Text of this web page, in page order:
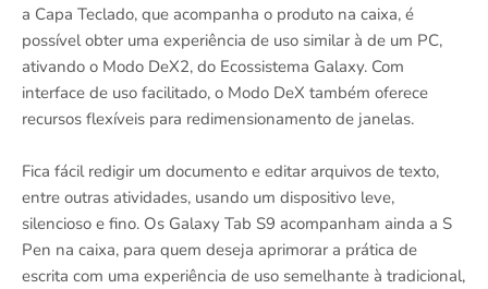
a Capa Teclado, que acompanha o produto na caixa, é
possível obter uma experiência de uso similar à de um PC,
ativando o Modo DeX2, do Ecossistema Galaxy. Com
interface de uso facilitado, o Modo DeX também oferece
recursos flexíveis para redimensionamento de janelas.
Fica fácil redigir um documento e editar arquivos de texto,
entre outras atividades, usando um dispositivo leve,
silencioso e fino. Os Galaxy Tab S9 acompanham ainda a S
Pen na caixa, para quem deseja aprimorar a prática de
escrita com uma experiência de uso semelhante à tradicional,